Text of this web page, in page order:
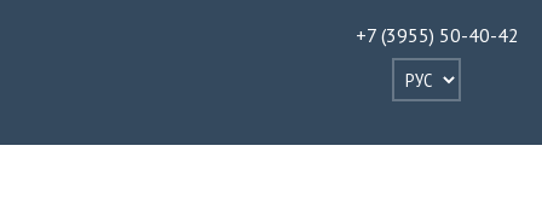
+7 (3955) 50-40-42